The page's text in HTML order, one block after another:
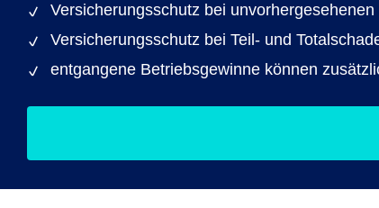
Versicherungsschutz bei
Versicherungsschutz bei Teil- und
entgangene Betriebsgewinne können